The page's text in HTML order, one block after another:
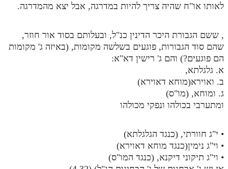
לאותו או"ח שהיה צריך להיות במדרגה, אבל יצא מהמדרגה.
, ששם הגבורת היכר הדינין כנ"ל, ובעלותם בסוד אור חוזר,
שהם סוד הגבורות, פוגעים בשלשה מקומות, (באיזה ג' מקומות
הם פוגעים?) והם ג' רישין דא"א:
א. גלגלתא,
ב. ואוירא(מוחא דאוירא)
ג. ומוחא, (מו"ס)
ומתערבי בכולהו ונפקי מכולהו
• י"ג חוורתי, (כנגד הגלגלתא)
• וי"ג נימין(כנגד מוחא דאוירא)
• וי"ג תיקוני דיקנא, (כנגד המו"ס)